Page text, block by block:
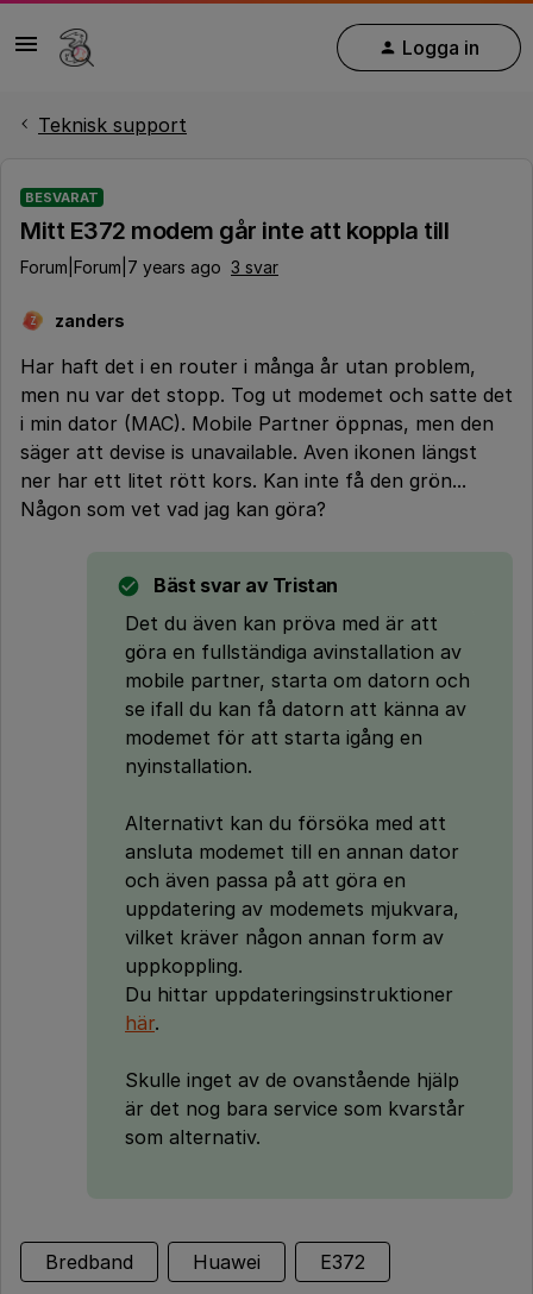
Logga in
Teknisk support
BESVARAT
Mitt E372 modem går inte att koppla till
Forum|Forum|7 years ago 3 svar
Z zanders
Har haft det i en router i många år utan problem,
men nu var det stopp. Tog ut modemet och satte det
i min dator (MAC). Mobile Partner öppnas, men den
säger att devise is unavailable. Aven ikonen längst
ner har ett litet rött kors. Kan inte få den grön...
Någon som vet vad jag kan göra?
Bäst svar av Tristan
Det du även kan pröva med är att
göra en fullständiga avinstallation av
mobile partner, starta om datorn och
se ifall du kan få datorn att känna av
modemet för att starta igång en
nyinstallation.
Alternativt kan du försöka med att
ansluta modemet till en annan dator
och även passa på att göra en
uppdatering av modemets mjukvara,
vilket kräver någon annan form av
uppkoppling.
Du hittar uppdateringsinstruktioner
här.
Skulle inget av de ovanstående hjälp
är det nog bara service som kvarstår
som alternativ.
Bredband Huawei E372